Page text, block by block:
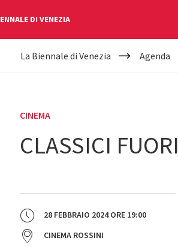
DI VENEZIA
YOUR
La Biennale di Venezia Agenda
CINEMA
CLASSICI
28 FEBBRAIO 2024ORE 19:00
CINEMA ROSSINI